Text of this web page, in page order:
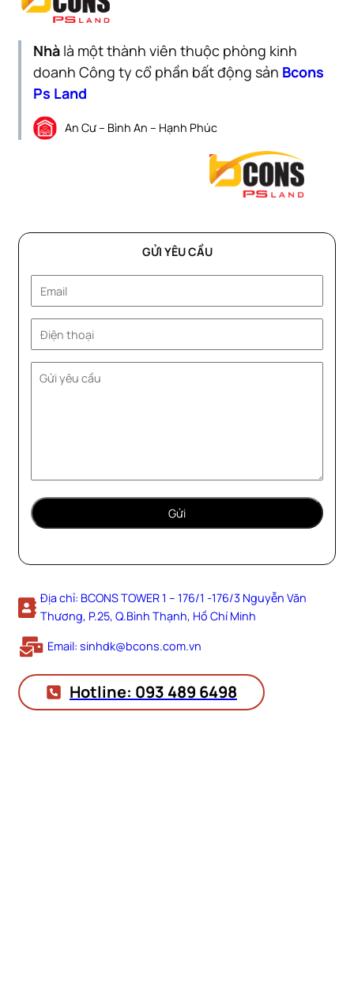
Nhà là một thành viên thuộc phòng kinh
doanh Công ty cổ phần bất động sản Bcons
Ps Land
An Cư – Bình An – Hạnh Phúc
GỬI YÊU CẦU
Địa chỉ: BCONS TOWER 1 – 176/1 -176/3 Nguyễn Văn
Thương, P.25, Q.Bình Thạnh, Hồ Chí Minh
Email: sinhdk@bcons.com.vn
Hotline: 093 489 6498